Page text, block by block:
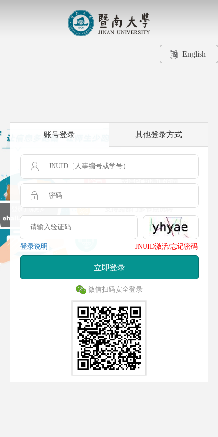
English
账号登录 其他登录方式
登录说明 JNUID激活/忘记密码
立即登录
微信扫码安全登录